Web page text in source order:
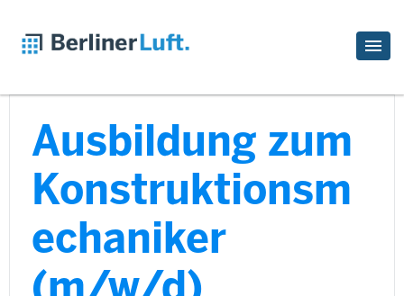
Ausbildung zum
Konstruktionsm
echaniker